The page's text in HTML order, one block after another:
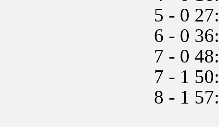
5 - 0
6 - 0
7 - 0
7 - 1
8 - 1